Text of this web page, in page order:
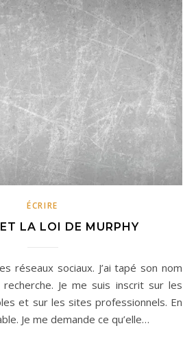
ÉCRIRE
LA LOI DE MURPHY
Je me suis inscrit sur les
et sur les sites professionnels. En
Je me demande ce qu’elle…